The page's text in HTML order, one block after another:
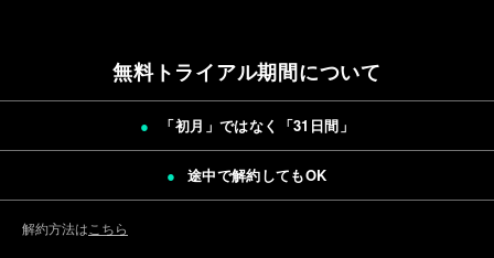
無料トライアル期間について
「初月」ではなく「31日間 」
途中で解約してもOK
解約方法は こちら